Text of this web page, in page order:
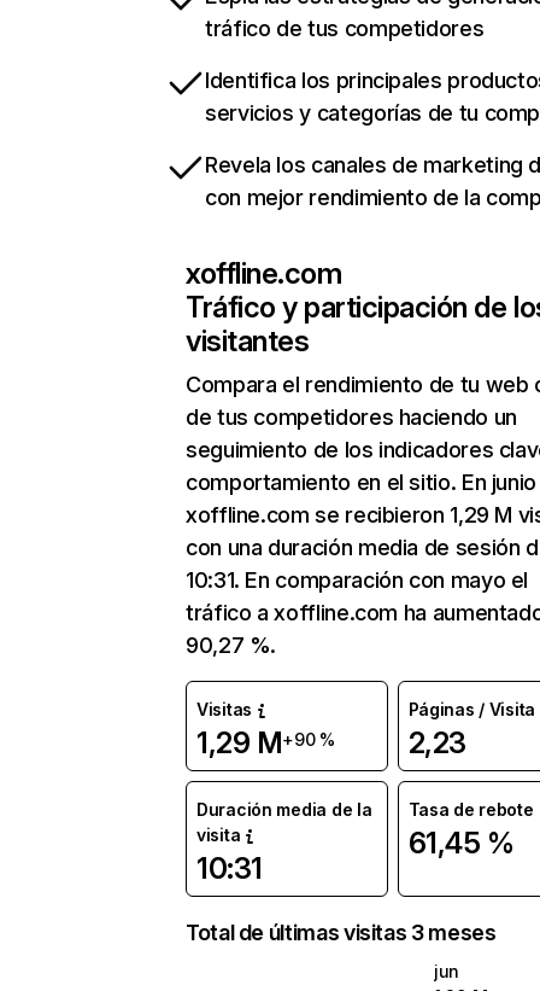
tráfico de tus competidores
Identifica los principales
servicios y categorías de tu
Revela los canales de marketing
con mejor rendimiento de la
xoffline.com
Tráfico y participación de
visitantes
Compara el rendimiento de tu web
de tus competidores haciendo un
seguimiento de los indicadores
comportamiento en el sitio. En junio
xoffline.com se recibieron 1,29 M
con una duración media de sesión
10:31. En comparación con mayo el
tráfico a xoffline.com ha
90,27 %.
Visitas
1,29 M+90 %
Páginas / Visita
2,23
Duración media de la
visita
10:31
Tasa de rebote
61,45 %
Total de últimas visitas 3 meses
jun